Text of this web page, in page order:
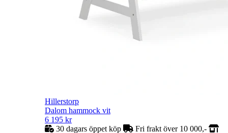
Hillerstorp
Dalom hammock vit
6 195 kr
30 dagars öppet köp
Fri frakt över 10 000,-